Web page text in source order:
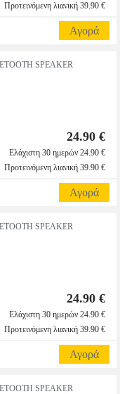
Προτεινόμενη λιανική 39.90 €
Αγορά
SPEAKER
24.90 €
Ελάχιστη 30 ημερών 24.90 €
Προτεινόμενη λιανική 39.90 €
Αγορά
SPEAKER
24.90 €
Ελάχιστη 30 ημερών 24.90 €
Προτεινόμενη λιανική 39.90 €
Αγορά
SPEAKER